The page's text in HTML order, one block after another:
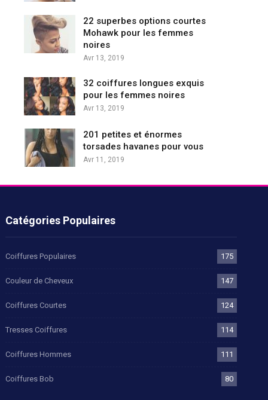
22 superbes options courtes
Mohawk pour les femmes
noires
Avr 13, 2019
32 coiffures longues exquis
pour les femmes noires
Avr 13, 2019
201 petites et énormes
torsades havanes pour vous
Avr 11, 2019
Catégories Populaires
Coiffures Populaires 175
Couleur de Cheveux 147
Coiffures Courtes 124
Tresses Coiffures 114
Coiffures Hommes 111
Coiffures Bob 80